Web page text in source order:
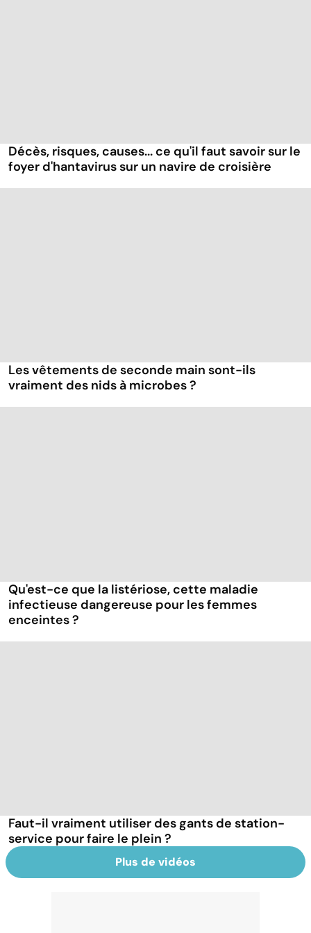
Décès, risques, causes... ce qu'il faut savoir sur le
foyer d'hantavirus sur un navire de croisière
Les vêtements de seconde main sont-ils
vraiment des nids à microbes ?
Qu'est-ce que la listériose, cette maladie
infectieuse dangereuse pour les femmes
enceintes ?
Faut-il vraiment utiliser des gants de station-
service pour faire le plein ?
Plus de vidéos